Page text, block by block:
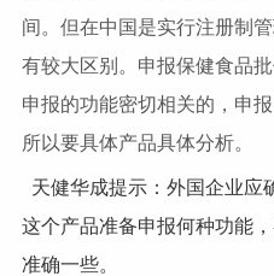
间。但在中国是实行注册制
有较大区别。申报保健食品
申报的功能密切相关的，申
所以要具体产品具体分析。
天健华成提示：外国企业应
这个产品准备申报何种功能
准确一些。